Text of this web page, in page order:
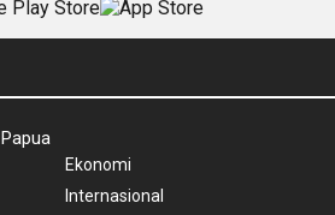
Ekonomi
Internasional